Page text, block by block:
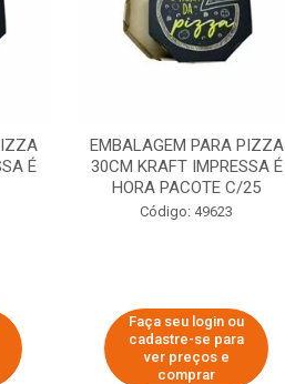
É
EMBALAGEM PARA PIZZA
30CM KRAFT IMPRESSA É
HORA PACOTE C/25
Código: 49623
Faça seu login ou
cadastre-se para
ver preços e
comprar